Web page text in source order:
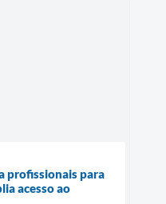
profissionais para
acesso ao